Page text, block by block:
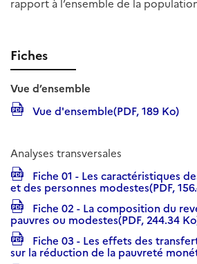
rapport à l’ensemble de la
Fiches
Vue d’ensemble
Vue d'ensemble(PDF, 189 Ko)
Analyses transversales
Fiche 01 - Les caractéristiques
et des personnes modestes(PDF,
Fiche 02 - La composition du
pauvres ou modestes(PDF, 244.34
Fiche 03 - Les effets des
sur la réduction de la pauvreté